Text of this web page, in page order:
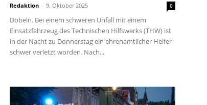
Redaktion - 9. Oktober 2025 0
Döbeln. Bei einem schweren Unfall mit einem
Einsatzfahrzeug des Technischen Hilfswerks (THW) ist
in der Nacht zu Donnerstag ein ehrenamtlicher Helfer
schwer verletzt worden. Nach...